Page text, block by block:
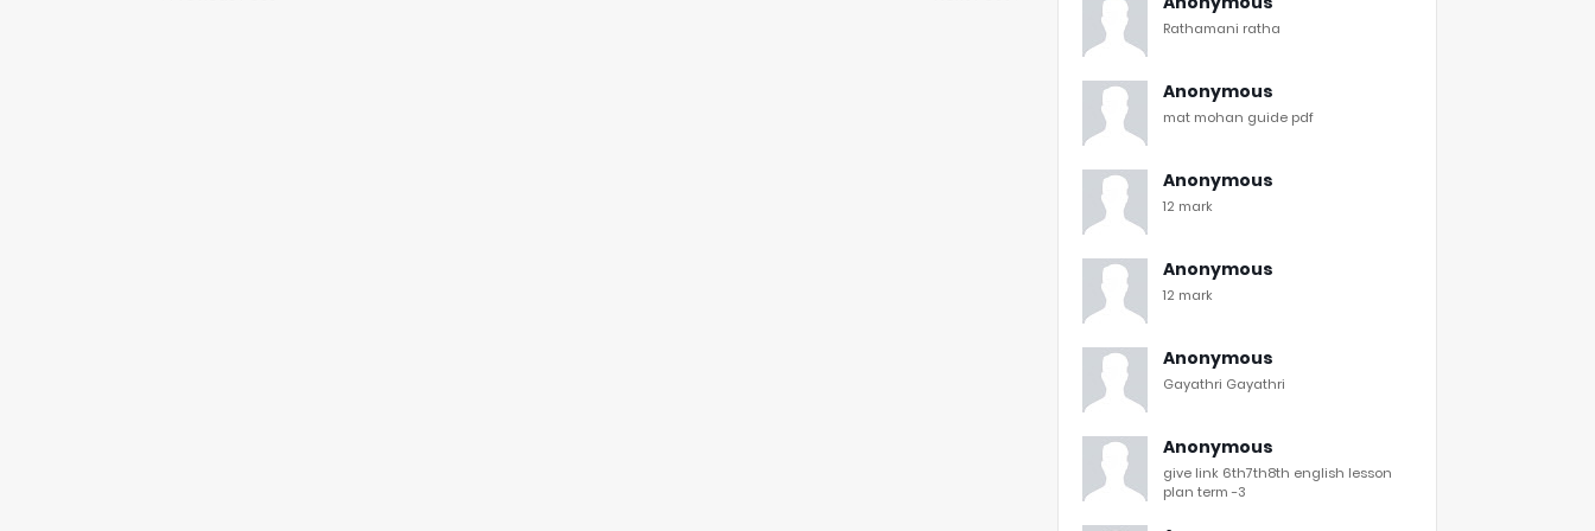
Rathamani ratha
Anonymous
mat mohan guide pdf
Anonymous
12 mark
Anonymous
12 mark
Anonymous
Gayathri Gayathri
Anonymous
give link 6th7th8th english lesson
plan term -3